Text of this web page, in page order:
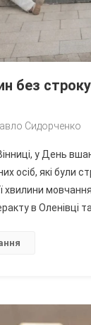
без
Сидорченко
у День
осіб, які були
хвилини
в Оленівці